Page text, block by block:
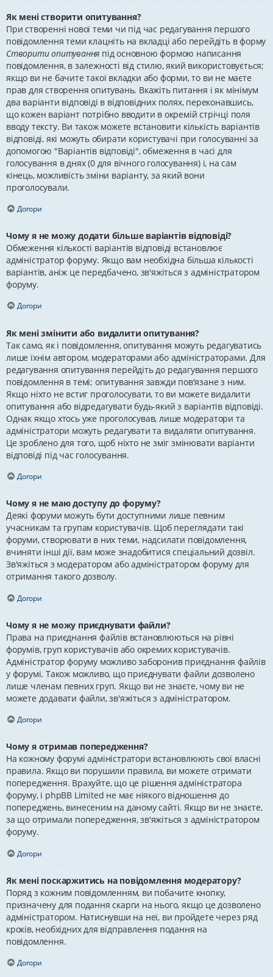
Як мені створити опитування?
При створенні нової теми чи під час редагування першого
повідомлення теми клацніть на вкладці або перейдіть в форму
Створити опитування під основною формою написання
повідомлення, в залежності від стилю, який використовується;
якщо ви не бачите такої вкладки або форми, то ви не маєте
прав для створення опитувань. Вкажіть питання і як мінімум
два варіанти відповіді в відповідних полях, переконавшись,
що кожен варіант потрібно вводити в окремій стрічці поля
вводу тексту. Ви також можете встановити кількість варіантів
відповіді, які можуть обирати користувачі при голосуванні за
допомогою "Варіантів відповіді", обмеження в часі для
голосування в днях (0 для вічного голосування) і, на сам
кінець, можливість зміни варіанту, за який вони
проголосували.
Догори
Чому я не можу додати більше варіантів відповіді?
Обмеження кількості варіантів відповіді встановлює
адміністратор форуму. Якщо вам необхідна більша кількості
варіантів, аніж це передбачено, зв'яжіться з адміністратором
форуму.
Догори
Як мені змінити або видалити опитування?
Так само, як і повідомлення, опитування можуть редагуватись
лише їхнім автором, модераторами або адміністраторами. Для
редагування опитування перейдіть до редагування першого
повідомлення в темі; опитування завжди пов'язане з ним.
Якщо ніхто не встиг проголосувати, то ви можете видалити
опитування або відредагувати будь-який з варіантів відповіді.
Однак якщо хтось уже проголосував, лише модератори та
адміністратори можуть редагувати та видаляти опитування.
Це зроблено для того, щоб ніхто не зміг змінювати варіанти
відповіді під час голосування.
Догори
Чому я не маю доступу до форуму?
Деякі форуми можуть бути доступними лише певним
учасникам та групам користувачів. Щоб переглядати такі
форуми, створювати в них теми, надсилати повідомлення,
вчиняти інші дії, вам може знадобитися спеціальний дозвіл.
Зв'яжіться з модератором або адміністратором форуму для
отримання такого дозволу.
Догори
Чому я не можу приєднувати файли?
Права на приєднання файлів встановлюються на рівні
форумів, груп користувачів або окремих користувачів.
Адміністратор форуму можливо заборонив приєднання файлів
у форумі. Також можливо, що приєднувати файли дозволено
лише членам певних груп. Якщо ви не знаєте, чому ви не
можете додавати файли, зв'яжіться з адміністратором.
Догори
Чому я отримав попередження?
На кожному форумі адміністратори встановлюють свої власні
правила. Якщо ви порушили правила, ви можете отримати
попередження. Врахуйте, що це рішення адміністратора
форуму, і phpBB Limited не має ніякого відношення до
попереджень, винесеним на даному сайті. Якщо ви не знаєте,
за що отримали попередження, зв'яжіться з адміністратором
форуму.
Догори
Як мені поскаржитись на повідомлення модератору?
Поряд з кожним повідомленням, ви побачите кнопку,
призначену для подання скарги на нього, якщо це дозволено
адміністратором. Натиснувши на неї, ви пройдете через ряд
кроків, необхідних для відправлення подання на
повідомлення.
Догори